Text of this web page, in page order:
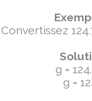
Convertissez
g =
g =